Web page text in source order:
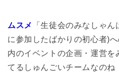
ムスメ
「生徒会のみなしゃ
に参加したばかりの初心者)
内のイベントの企画・運営
てるしゅんごいチームなのね